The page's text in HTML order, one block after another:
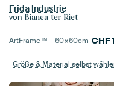
Frida Industrie
von Bianca ter Riet
ArtFrame™ –60×60cm CHF
Größe & Material selbst